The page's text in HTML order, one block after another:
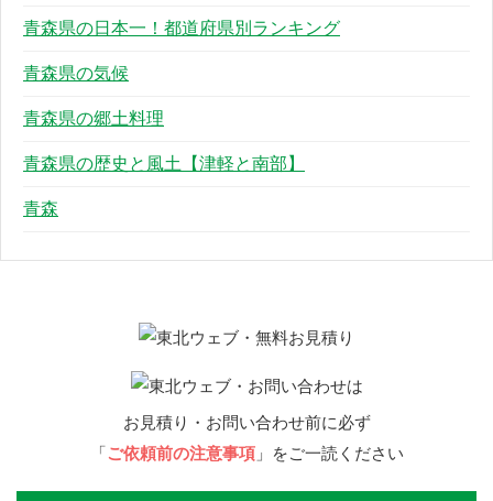
青森県の日本一！都道府県別ランキング
青森県の気候
青森県の郷土料理
青森県の歴史と風土【津軽と南部】
青森
お見積り・お問い合わせ前に必ず
「 ご依頼前の注意事項」をご一読ください